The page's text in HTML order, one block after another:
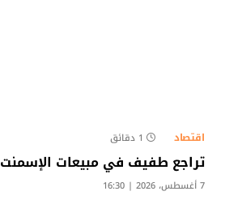
اقتصاد 1 دقائق
تراجع طفيف في مبيعات الإسمنت
7 أغسطس، 2026 | 16:30